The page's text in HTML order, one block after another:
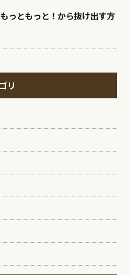
っともっと！から抜け出す方
リ